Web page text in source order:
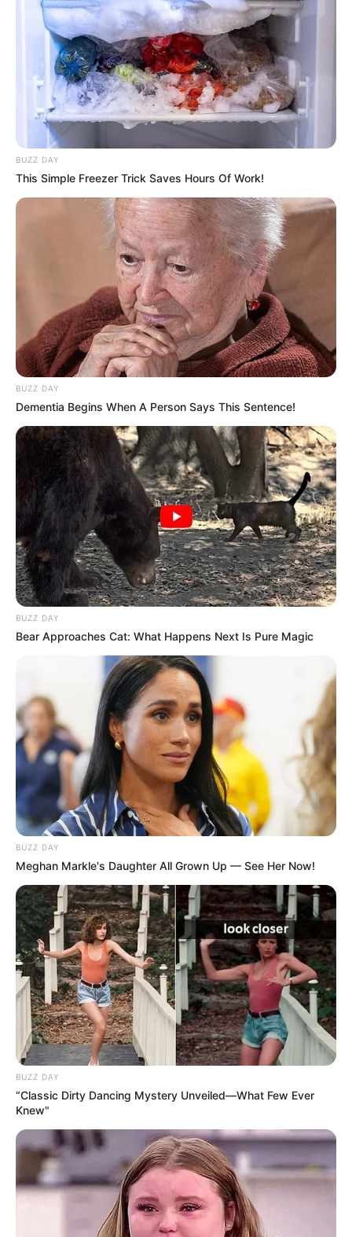
és nyugdíjkorhatárt betöltött házastársa/élettársa
az utalványt megosztva is használhatja – hívja fel a
figyelmet az ado.hu. Mekkora kedvezményre
jogosít fel az utalvány?
BUZZ DAY
This Simple Freezer Trick Saves Hours Of Work!
BUZZ DAY
Dementia Begins When A Person Says This Sentence!
BUZZ DAY
Bear Approaches Cat: What Happens Next Is Pure Magic
BUZZ DAY
Meghan Markle's Daughter All Grown Up — See Her Now!
BUZZ DAY
“Classic Dirty Dancing Mystery Unveiled—What Few Ever
Knew"